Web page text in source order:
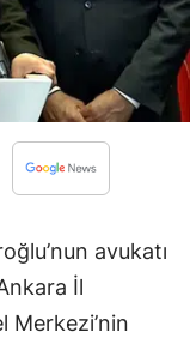
avukatı
İl
Merkezi’nin